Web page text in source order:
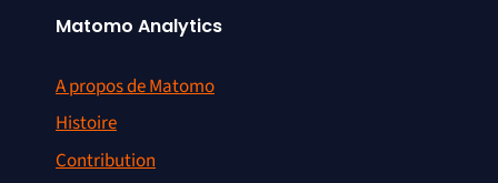
Matomo Analytics
A propos de Matomo
Histoire
Contribution